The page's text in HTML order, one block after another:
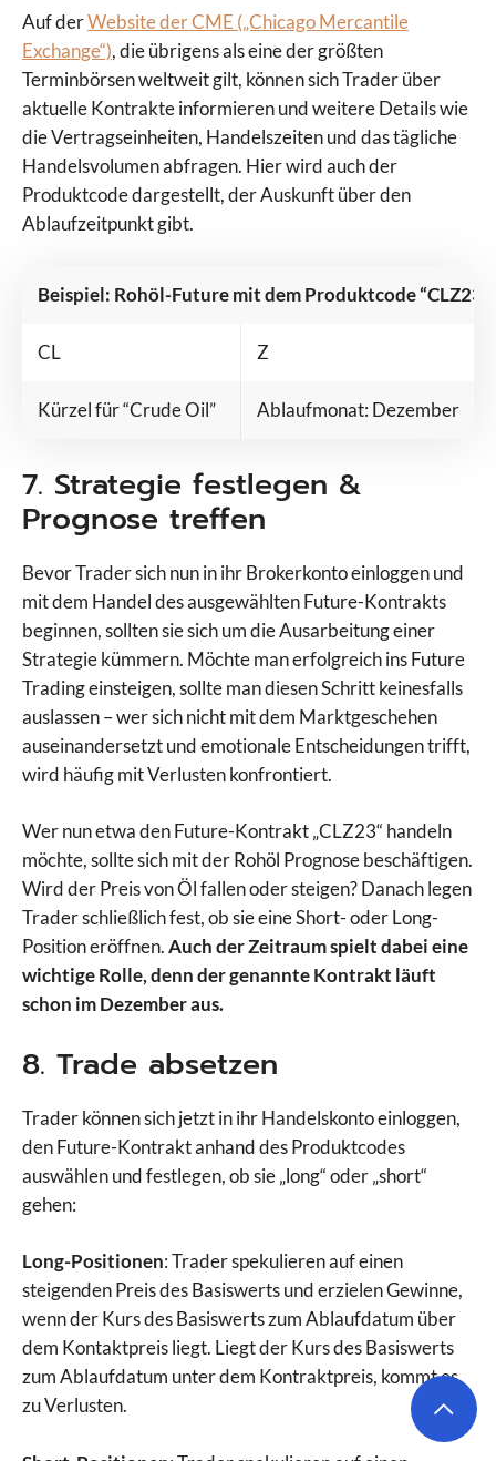
Auf derWebsite der CME („Chicago Mercantile
Exchange“), die übrigens als eine der größten
Terminbörsen weltweit gilt, können sich Trader über
aktuelle Kontrakte informieren und weitere Details wie
die Vertragseinheiten, Handelszeiten und das tägliche
Handelsvolumen abfragen. Hier wird auch der
Produktcode dargestellt, der Auskunft über den
Ablaufzeitpunkt gibt.
Beispiel: Rohöl-Future mit dem Produktcode “CLZ23”
CL Z
Kürzel für “Crude Oil” Ablaufmonat: Dezember
7. Strategie festlegen &
Prognose treffen
Bevor Trader sich nun in ihr Brokerkonto einloggen und
mit dem Handel des ausgewählten Future-Kontrakts
beginnen, sollten sie sich um die Ausarbeitung einer
Strategie kümmern. Möchte man erfolgreich ins Future
Trading einsteigen, sollte man diesen Schritt keinesfalls
auslassen – wer sich nicht mit dem Marktgeschehen
auseinandersetzt und emotionale Entscheidungen trifft,
wird häufig mit Verlusten konfrontiert.
Wer nun etwa den Future-Kontrakt „CLZ23“ handeln
möchte, sollte sich mit der Rohöl Prognose beschäftigen.
Wird der Preis von Öl fallen oder steigen? Danach legen
Trader schließlich fest, ob sie eine Short- oder Long-
Position eröffnen.Auch der Zeitraum spielt dabei eine
wichtige Rolle, denn der genannte Kontrakt läuft
schon im Dezember aus.
8. Trade absetzen
Trader können sich jetzt in ihr Handelskonto einloggen,
den Future-Kontrakt anhand des Produktcodes
auswählen und festlegen, ob sie „long“ oder „short“
gehen:
Long-Positionen: Trader spekulieren auf einen
steigenden Preis des Basiswerts und erzielen Gewinne,
wenn der Kurs des Basiswerts zum Ablaufdatum über
dem Kontaktpreis liegt. Liegt der Kurs des Basiswerts
zum Ablaufdatum unter dem Kontraktpreis, kommt es
zu Verlusten.